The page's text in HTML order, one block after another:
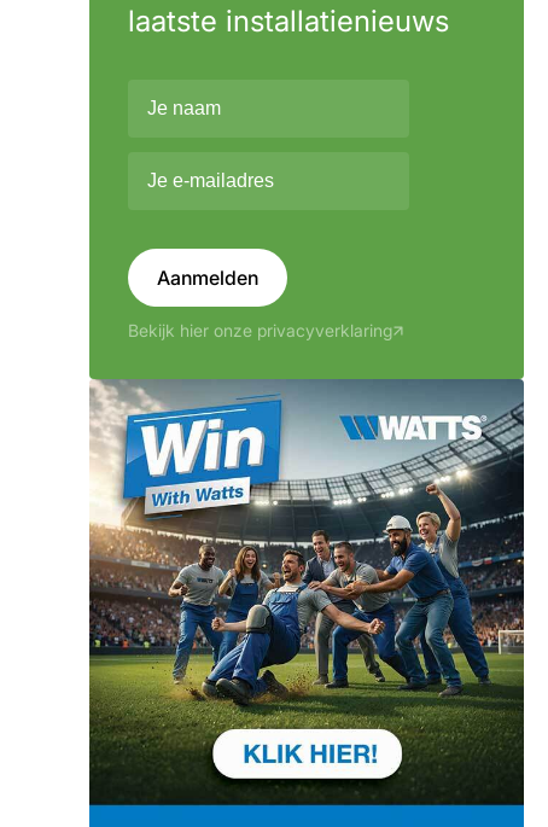
laatste installatienieuws
Aanmelden
Bekijk hier onze privacyverklaring